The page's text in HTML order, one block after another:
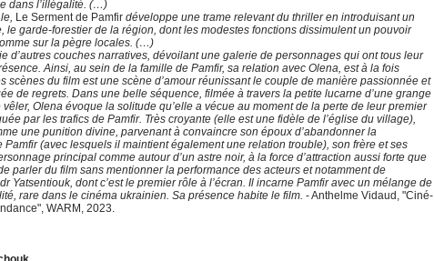
dans l’illégalité. (…)
Le Serment de Pamfir développe une trame relevant du thriller en introduisant un
le garde-forestier de la région, dont les modestes fonctions dissimulent un pouvoir
sur la pègre locales. (…)
d’autres couches narratives, dévoilant une galerie de personnages qui ont tous leur
Ainsi, au sein de la famille de Pamfir, sa relation avec Olena, est à la fois
scènes du film est une scène d’amour réunissant le couple de manière passionnée et
de regrets. Dans une belle séquence, filmée à travers la petite lucarne d’une grange
Olena évoque la solitude qu’elle a vécue au moment de la perte de leur premier
par les trafics de Pamfir. Très croyante (elle est une fidèle de l’église du village),
une punition divine, parvenant à convaincre son époux d’abandonner la
Pamfir (avec lesquels il maintient également une relation trouble), son frère et ses
principal comme autour d’un astre noir, à la force d’attraction aussi forte que
parler du film sans mentionner la performance des acteurs et notamment de
Yatsentiouk, dont c’est le premier rôle à l’écran. Il incarne Pamfir avec un mélange de
rare dans le cinéma ukrainien. Sa présence habite le film. - Anthelme Vidaud, "Ciné-
WARM, 2023.